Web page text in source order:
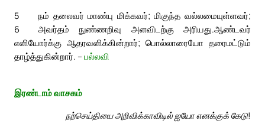
5
நம் தலைவர் மாண்பு மிக்கவர்; மிகுந்த வல்லமையுள்ளவர்;
அவர்தம் நுண்ணறிவு அளவிடற்கு அரியது.
6
ஆண்டவர்
எளியோர்க்கு ஆதரவளிக்கின்றார்; பொல்லாரையோ தரைமட்டும்
தாழ்த்துகின்றார். – பல்லவி
இரண்டாம் வாசகம்
நற்செய்தியை அறிவிக்காவிடில் ஐயோ எனக்குக் கேடு!